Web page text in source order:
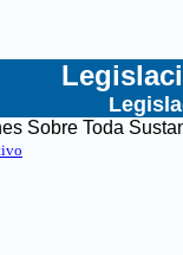
Sobre Toda